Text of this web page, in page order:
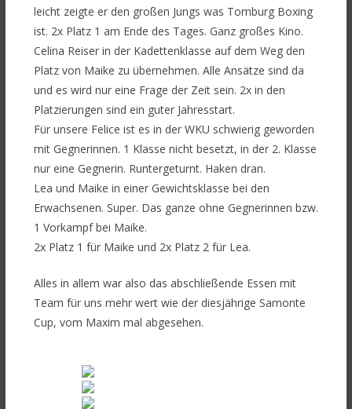
leicht zeigte er den großen Jungs was Tomburg Boxing
ist. 2x Platz 1 am Ende des Tages. Ganz großes Kino.
Celina Reiser in der Kadettenklasse auf dem Weg den
Platz von Maike zu übernehmen. Alle Ansätze sind da
und es wird nur eine Frage der Zeit sein. 2x in den
Platzierungen sind ein guter Jahresstart.
Für unsere Felice ist es in der WKU schwierig geworden
mit Gegnerinnen. 1 Klasse nicht besetzt, in der 2. Klasse
nur eine Gegnerin. Runtergeturnt. Haken dran.
Lea und Maike in einer Gewichtsklasse bei den
Erwachsenen. Super. Das ganze ohne Gegnerinnen bzw.
1 Vorkampf bei Maike.
2x Platz 1 für Maike und 2x Platz 2 für Lea.
Alles in allem war also das abschließende Essen mit
Team für uns mehr wert wie der diesjährige Samonte
Cup, vom Maxim mal abgesehen.